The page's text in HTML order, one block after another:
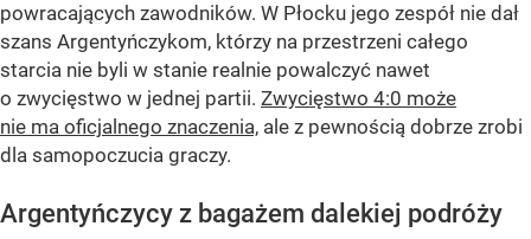
powracających zawodników. W Płocku jego zespół nie dał
szans Argentyńczykom, którzy na przestrzeni całego
starcia nie byli w stanie realnie powalczyć nawet
o zwycięstwo w jednej partii. Zwycięstwo 4:0 może
nie ma oficjalnego znaczenia, ale z pewnością dobrze zrobi
dla samopoczucia graczy.
Argentyńczycy z bagażem dalekiej podróży